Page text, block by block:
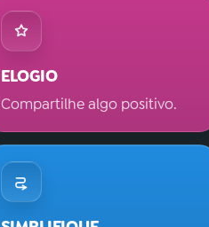
ELOGIO
Compartilhe algo positivo.